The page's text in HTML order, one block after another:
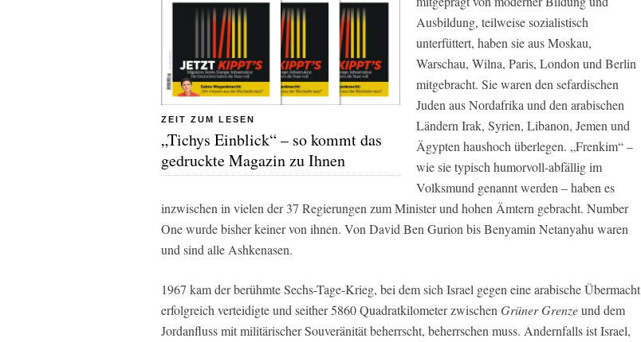
ZEIT ZUM LESEN
„Tichys Einblick“ – so kommt das
gedruckte Magazin zu Ihnen
Ausbildung, teilweise sozialistisch
unterfüttert, haben sie aus Moskau,
Warschau, Wilna, Paris, London und Berlin
mitgebracht. Sie waren den sefardischen
Juden aus Nordafrika und den arabischen
Ländern Irak, Syrien, Libanon, Jemen und
Ägypten haushoch überlegen. „Frenkim“ –
wie sie typisch humorvoll-abfällig im
Volksmund genannt werden – haben es
inzwischen in vielen der 37 Regierungen zum Minister und hohen Ämtern gebracht. Number
Onewurde bisher keiner von ihnen. Von David Ben Gurion bis Benyamin Netanyahu waren
und sind alle Ashkenasen.
1967 kam der berühmte Sechs-Tage-Krieg, bei dem sich Israel gegen eine arabische Übermacht
erfolgreich verteidigte und seither 5860 Quadratkilometer zwischen Grüner Grenzeund dem
Jordanfluss mit militärischer Souveränität beherrscht, beherrschen muss. Andernfalls ist Israel,